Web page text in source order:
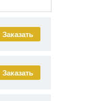
Заказать
Заказать